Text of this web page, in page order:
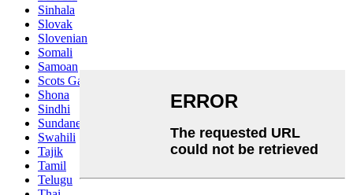
Sinhala
Slovak
Slovenian
Somali
Samoan
Scots Gaelic
Shona
Sindhi
Sundanese
Swahili
Tajik
Tamil
Telugu